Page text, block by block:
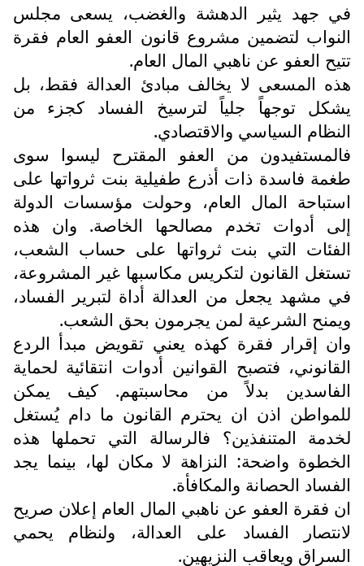
في جهد يثير الدهشة والغضب، يسعى مجلس
النواب لتضمين مشروع قانون العفو العام فقرة
تتيح العفو عن ناهبي المال العام.
هذه المسعى لا يخالف مبادئ العدالة فقط، بل
يشكل توجهاً جلياً لترسيخ الفساد كجزء من
النظام السياسي والاقتصادي.
فالمستفيدون من العفو المقترح ليسوا سوى
طغمة فاسدة ذات أذرع طفيلية بنت ثرواتها على
استباحة المال العام، وحولت مؤسسات الدولة
إلى أدوات تخدم مصالحها الخاصة. وان هذه
الفئات التي بنت ثرواتها على حساب الشعب،
تستغل القانون لتكريس مكاسبها غير المشروعة،
في مشهد يجعل من العدالة أداة لتبرير الفساد،
ويمنح الشرعية لمن يجرمون بحق الشعب.
وان إقرار فقرة كهذه يعني تقويض مبدأ الردع
القانوني، فتصبح القوانين أدوات انتقائية لحماية
الفاسدين بدلاً من محاسبتهم. كيف يمكن
للمواطن اذن ان يحترم القانون ما دام يُستغل
لخدمة المتنفذين؟ فالرسالة التي تحملها هذه
الخطوة واضحة: النزاهة لا مكان لها، بينما يجد
الفساد الحصانة والمكافأة.
ان فقرة العفو عن ناهبي المال العام إعلان صريح
لانتصار الفساد على العدالة، ولنظام يحمي
السراق ويعاقب النزيهين.